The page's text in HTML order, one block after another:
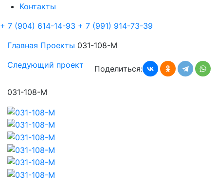
Контакты
+ 7 (904) 614-14-93 + 7 (991) 914-73-39
Главная Проекты 031-108-М
Следующий проект
Поделиться:
031-108-М